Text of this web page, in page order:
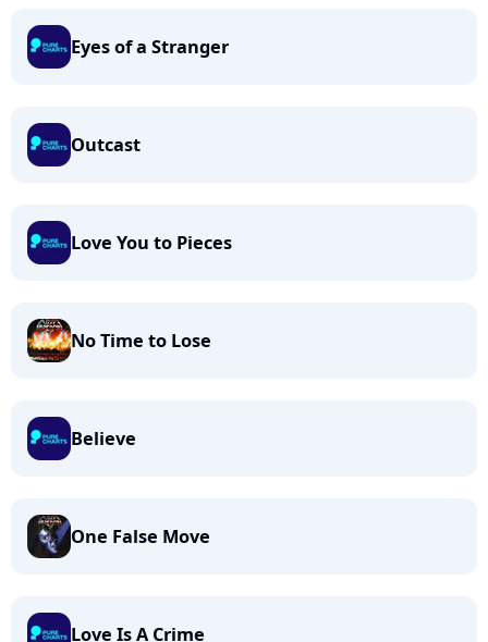
Eyes of a Stranger
Outcast
Love You to Pieces
No Time to Lose
Believe
One False Move
Love Is A Crime